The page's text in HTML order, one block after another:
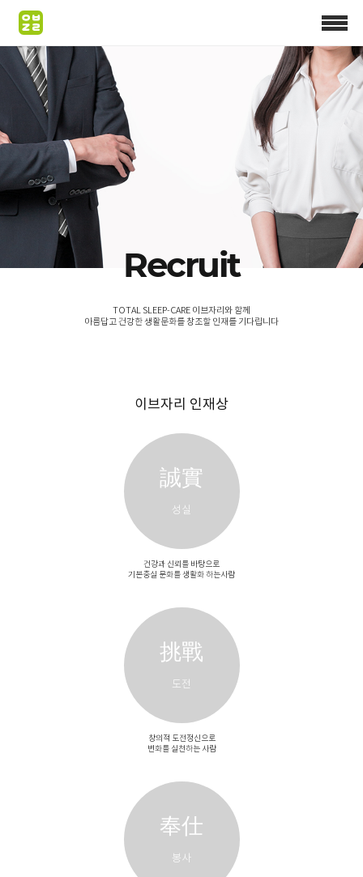
Recruit
TOTAL SLEEP-CARE 이브자리와 함께
아름답고 건강한 생활문화를 창조할 인재를 기다립니다
이브자리 인재상
誠實
성실
건강과 신뢰를 바탕으로
기본충실 문화를 생활화 하는사람
挑戰
도전
창의적 도전정신으로
변화를 실천하는 사람
奉仕
봉사